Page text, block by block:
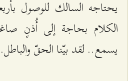
يحتاجه السالك للوصول
الكلام بحاجة إلى أُذنٍ
يسمع.. لقد بيّنا الحقّ